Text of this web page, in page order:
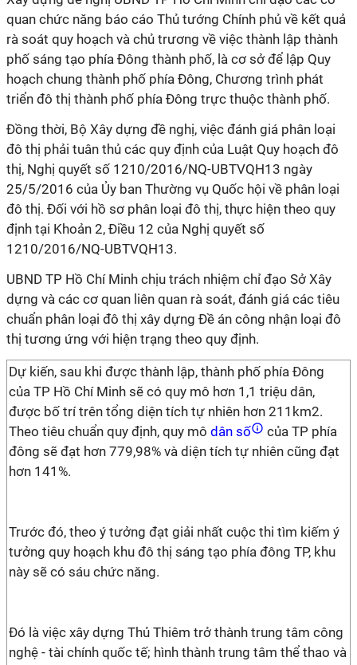
quan chức năng báo cáo Thủ tướng Chính phủ về kết quả
rà soát quy hoạch và chủ trương về việc thành lập thành
phố sáng tạo phía Đông thành phố, là cơ sở để lập Quy
hoạch chung thành phố phía Đông, Chương trình phát
triển đô thị thành phố phía Đông trực thuộc thành phố.
Đồng thời, Bộ Xây dựng đề nghị, việc đánh giá phân loại
đô thị phải tuân thủ các quy định của Luật Quy hoạch đô
thị, Nghị quyết số 1210/2016/NQ-UBTVQH13 ngày
25/5/2016 của Ủy ban Thường vụ Quốc hội về phân loại
đô thị. Đối với hồ sơ phân loại đô thị, thực hiện theo quy
định tại Khoản 2, Điều 12 của Nghị quyết số
1210/2016/NQ-UBTVQH13.
UBND TP Hồ Chí Minh chịu trách nhiệm chỉ đạo Sở Xây
dựng và các cơ quan liên quan rà soát, đánh giá các tiêu
chuẩn phân loại đô thị xây dựng Đề án công nhận loại đô
thị tương ứng với hiện trạng theo quy định.
Dự kiến, sau khi được thành lập, thành phố phía Đông
của TP Hồ Chí Minh sẽ có quy mô hơn 1,1 triệu dân,
được bố trí trên tổng diện tích tự nhiên hơn 211km2.
Theo tiêu chuẩn quy định, quy mô dân số
của TP phía
đông sẽ đạt hơn 779,98% và diện tích tự nhiên cũng đạt
hơn 141%.
Trước đó, theo ý tưởng đạt giải nhất cuộc thi tìm kiếm ý
tưởng quy hoạch khu đô thị sáng tạo phía đông TP, khu
này sẽ có sáu chức năng.
Đó là việc xây dựng Thủ Thiêm trở thành trung tâm công
nghệ - tài chính quốc tế; hình thành trung tâm thể thao và